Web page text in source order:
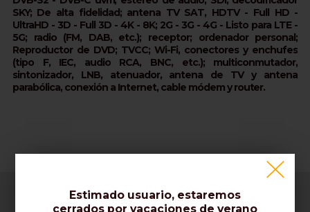
SKY; De alta fidelidad; antena TV SAT, HDTV - Full HD -
UltraHD - 3D - Full 3D - 4K - 8K; 2G - 3G - 4G - Listo para LTE -
5G; radio (FM, DAB, etc.); receptor; ordenador personal;
Reproductor de DVD; TVCC; Wi-Fi, conectores y enchufes
(tipo F, IEC, audio RCA, BNC, etc.); multiconmutador,
sintonizador, LNB, atenuador, antena de TV y antena
parabólica, conexión a Internet, cable módem y router.
Estimado usuario, estaremos
cerrados por vacaciones de verano